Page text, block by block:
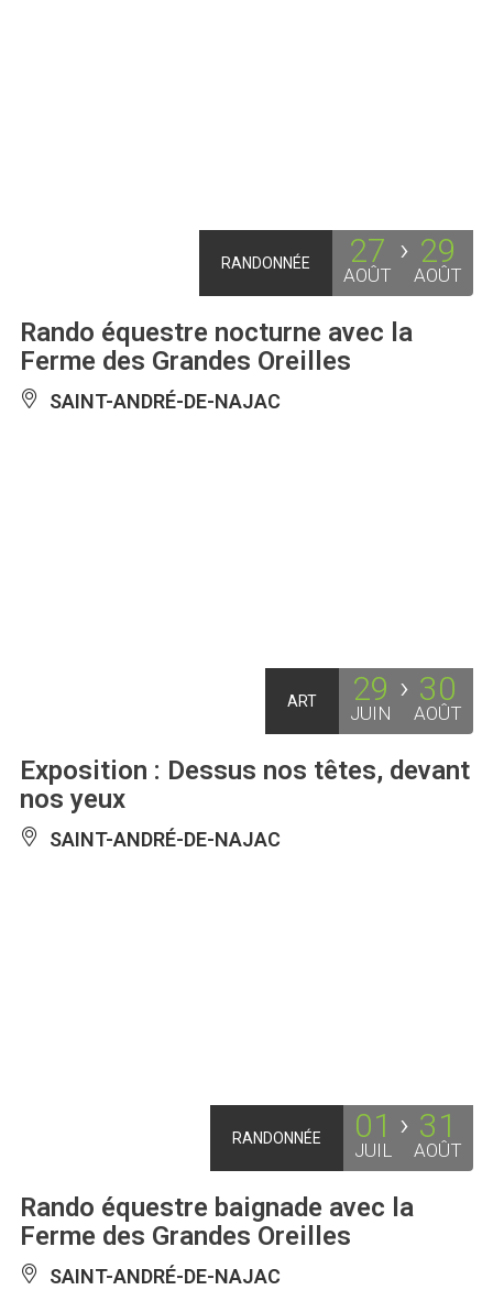
RANDONNÉE 27
AOÛT
29
AOÛT
Rando équestre nocturne avec la
Ferme des Grandes Oreilles
SAINT-ANDRÉ-DE-NAJAC
ART 29
JUIN
30
AOÛT
Exposition : Dessus nos têtes, devant
nos yeux
SAINT-ANDRÉ-DE-NAJAC
RANDONNÉE 01
JUIL
31
AOÛT
Rando équestre baignade avec la
Ferme des Grandes Oreilles
SAINT-ANDRÉ-DE-NAJAC